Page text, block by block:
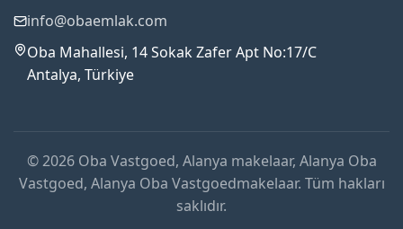
info@obaemlak.com
Oba Mahallesi, 14 Sokak Zafer Apt No:17/C
Antalya, Türkiye
© 2026 Oba Vastgoed, Alanya makelaar, Alanya Oba
Vastgoed, Alanya Oba Vastgoedmakelaar. Tüm hakları
saklıdır.